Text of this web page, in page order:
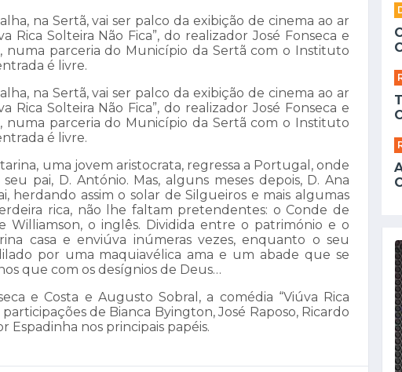
na Sertã, vai ser palco da exibição de cinema ao ar
Rica Solteira Não Fica”, do realizador José Fonseca e
numa parceria do Município da Sertã com o Instituto
é livre.
na Sertã, vai ser palco da exibição de cinema ao ar
Rica Solteira Não Fica”, do realizador José Fonseca e
numa parceria do Município da Sertã com o Instituto
é livre.
uma jovem aristocrata, regressa a Portugal, onde
pai, D. António. Mas, alguns meses depois, D. Ana
herdando assim o solar de Silgueiros e mais algumas
rica, não lhe faltam pretendentes: o Conde de
Williamson, o inglês. Dividida entre o património e o
casa e enviúva inúmeras vezes, enquanto o seu
por uma maquiavélica ama e um abade que se
que com os desígnios de Deus…
e Costa e Augusto Sobral, a comédia “Viúva Rica
de Bianca Byington, José Raposo, Ricardo
Espadinha nos principais papéis.